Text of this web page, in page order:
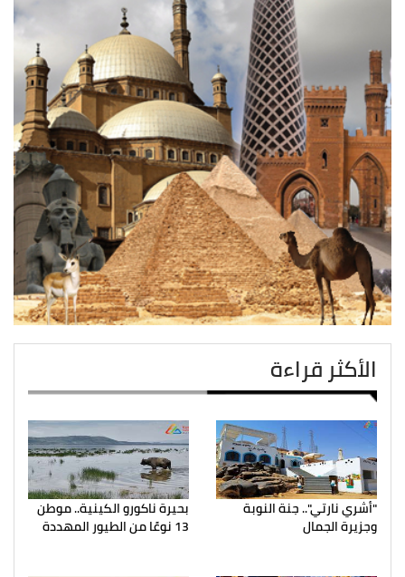
الأكثر قراءة
"أشري نارتي".. جنة النوبة
وجزيرة الجمال
بحيرة ناكورو الكينية.. موطن
13 نوعًا من الطيور المهددة